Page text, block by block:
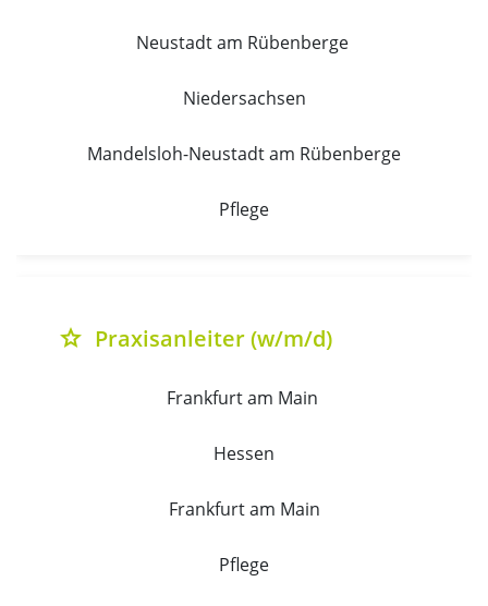
Neustadt am Rübenberge
Niedersachsen
Mandelsloh-Neustadt am Rübenberge
Pflege
grade Praxisanleiter (w/m/d)
Frankfurt am Main
Hessen
Frankfurt am Main
Pflege